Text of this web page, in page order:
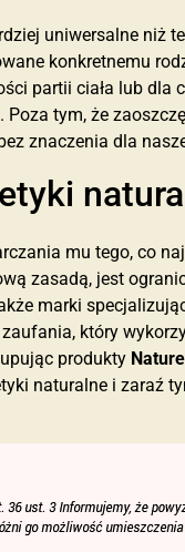
uniwersalne niż
konkretnemu
partii ciała lub dla
tym, że
znaczenia dla
mu tego, co
zasadą, jest
marki
który
produkty
naturalne i zaraź